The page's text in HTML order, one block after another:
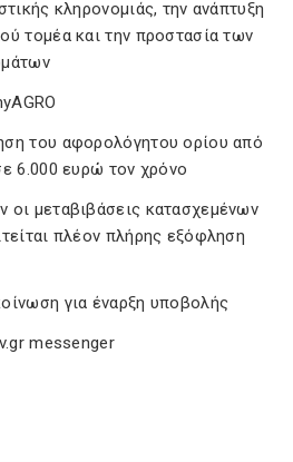
κληρονομιάς, την ανάπτυξη
τομέα και την προστασία των
του αφορολόγητου ορίου από
6.000 ευρώ τον χρόνο
μεταβιβάσεις κατασχεμένων
πλέον πλήρης εξόφληση
για έναρξη υποβολής
messenger